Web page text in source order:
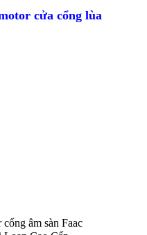
cửa cổng lùa
cổng âm sàn Faac